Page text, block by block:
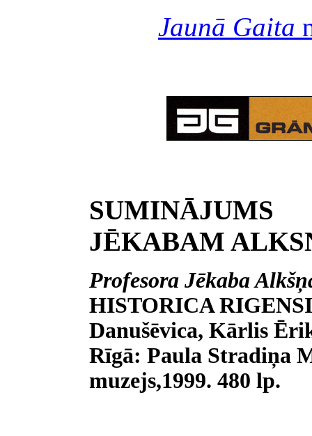
Jaunā Gaita
JĒKABAM
Profesora Jēkaba
HISTORICA
Danušēvica, Kārlis
Rīgā: Paula Stradiņa
muzejs,1999. 480 lp.